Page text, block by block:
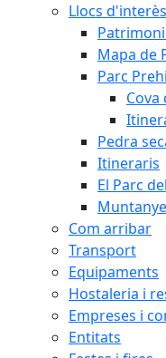
Llocs d'interès
Mapa de
Parc
Cova
Pedra
Itineraris
El Parc
Com arribar
Transport
Equipaments
Hostaleria i
Empreses i
Entitats